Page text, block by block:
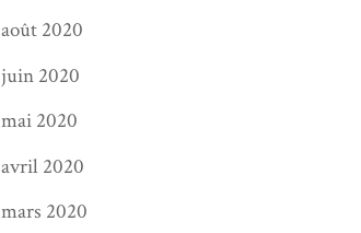
août 2020
juin 2020
mai 2020
avril 2020
mars 2020